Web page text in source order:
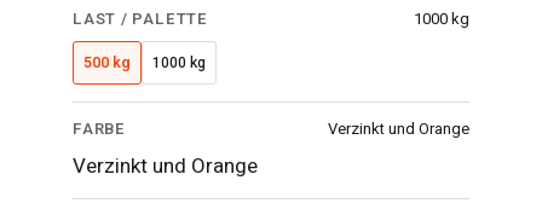
LAST / PALETTE 1000 kg
500 kg 1000 kg
FARBE Verzinkt und Orange
Verzinkt und Orange